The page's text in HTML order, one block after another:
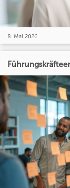
8. Mai 2026